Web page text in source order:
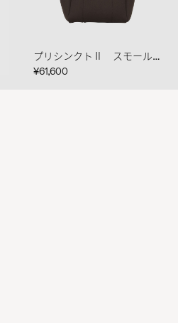
プリシンクトⅡ スモール カカオ
¥61,600